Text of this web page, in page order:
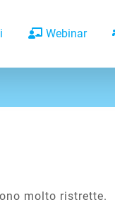
Webinar
molto ristrette.